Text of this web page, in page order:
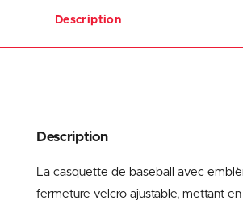
Description
Description
La casquette de baseball avec
fermeture velcro ajustable, mettant